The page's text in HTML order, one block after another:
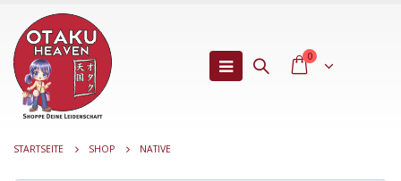
0
STARTSEITE SHOP NATIVE